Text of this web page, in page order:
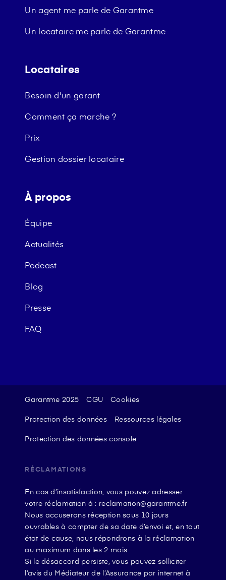
Un agent me parle de Garantme
Un locataire me parle de Garantme
Locataires
Besoin d'un garant
Comment ça marche ?
Prix
Gestion dossier locataire
À propos
Équipe
Actualités
Podcast
Blog
Presse
FAQ
Garantme 2025 CGU Cookies
Protection des données Ressources légales
Protection des données console
RÉCLAMATIONS
En cas d’insatisfaction, vous pouvez adresser
votre réclamation à : reclamation@garantme.fr
Nous accuserons réception sous 10 jours
ouvrables à compter de sa date d’envoi et, en tout
état de cause, nous répondrons à la réclamation
au maximum dans les 2 mois.
Si le désaccord persiste, vous pouvez solliciter
l’avis du Médiateur de l’Assurance par internet à